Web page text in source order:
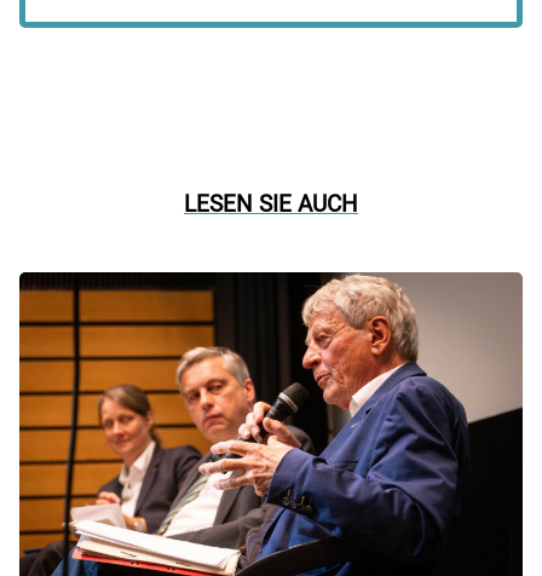
LESEN SIE AUCH